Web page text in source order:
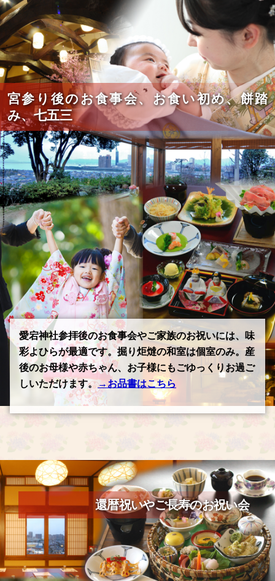
宮参り後のお食事会、お食い初め、餅踏
み、七五三
愛宕神社参拝後のお食事会やご家族のお祝いには、味
彩よひらが最適です。掘り炬燵の和室は個室のみ。産
後のお母様や赤ちゃん、お子様にもごゆっくりお過ご
しいただけます。 →お品書はこちら
還暦祝いやご長寿のお祝い会